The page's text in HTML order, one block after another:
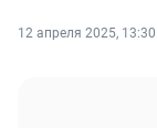
12 апреля 2025, 13:30